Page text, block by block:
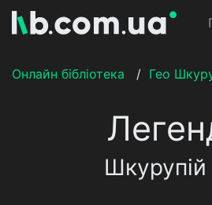
Онлайн бібліотека
/ Гео
Шкурупій